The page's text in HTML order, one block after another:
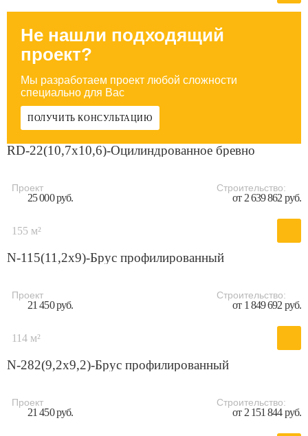
Не нашли подходящий
проект?
Мы разработаем проект любой сложности
специально для Вас
ПОЛУЧИТЬ КОНСУЛЬТАЦИЮ
RD-22(10,7x10,6)-Оцилиндрованное бревно
Проект
25 000 руб.
Строительство:
от 2 639 862 руб.
155 м²
N-115(11,2x9)-Брус профилированный
Проект
21 450 руб.
Строительство:
от 1 849 692 руб.
114 м²
N-282(9,2x9,2)-Брус профилированный
Проект
21 450 руб.
Строительство:
от 2 151 844 руб.